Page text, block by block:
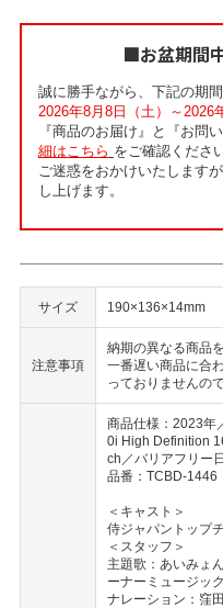
■お盆期間
誠に勝手ながら、下記の期
2026年8月8日（土）～2026
『商品のお届け』と『お問
細はこちら をご確認ください
ご迷惑をおかけいたします
し上げます。
サイズ 190×136×14mm
注意事項
納期の異なる商品
一番遅い商品に合
っておりませんの
商品仕様：2023年
0i High Definition
ch／バリアフリー
品番：TCBD-1446
＜キャスト＞
侍ジャパントップ
＜スタッフ＞
主題歌：あいみょ
ーナーミュージッ
ナレーション：窪